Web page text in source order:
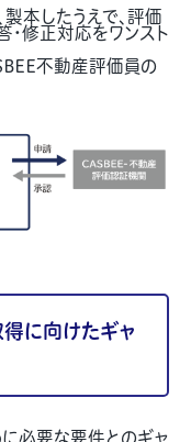
本したうえで、評価
修正対応をワンスト
不動産評価員の
得に向けたギャ
必要な要件とのギャ